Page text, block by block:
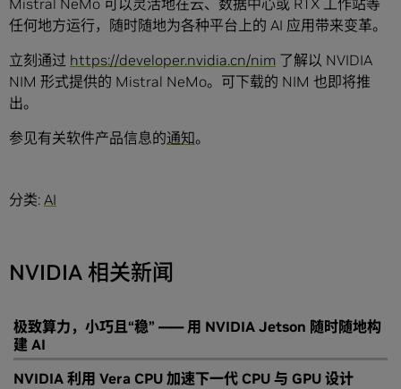
Mistral NeMo 可以灵活地在云、数据中心或 RTX 工作站等
任何地方运行，随时随地为各种平台上的 AI 应用带来变革。
立刻通过 https://developer.nvidia.cn/nim 了解以 NVIDIA
NIM 形式提供的 Mistral NeMo。可下载的 NIM 也即将推
出。
参见有关软件产品信息的通知。
分类: AI
NVIDIA 相关新闻
极致算力，小巧且“稳” —— 用 NVIDIA Jetson 随时随地构
建 AI
NVIDIA 利用 Vera CPU 加速下一代 CPU 与 GPU 设计